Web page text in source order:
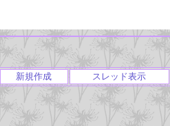
新規作成 スレッド表示